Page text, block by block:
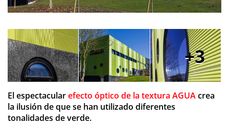
3
El espectacularefecto óptico de la textura AGUAcrea
la ilusión de que se han utilizado diferentes
tonalidades de verde.